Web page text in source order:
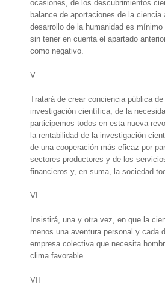
ocasiones, de los descubrimientos
balance de aportaciones de la ciencia
desarrollo de la humanidad es
sin tener en cuenta el apartado
como negativo.
V
Tratará de crear conciencia pública
investigación científica, de la
participemos todos en esta nueva
la rentabilidad de la investigación
de una cooperación más eficaz por
sectores productores y de los
financieros y, en suma, la sociedad
VI
Insistirá, una y otra vez, en que la
menos una aventura personal y cada
empresa colectiva que necesita
clima favorable.
VII